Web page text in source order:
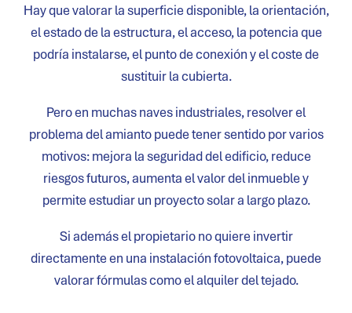
Hay que valorar la superficie disponible, la orientación,
el estado de la estructura, el acceso, la potencia que
podría instalarse, el punto de conexión y el coste de
sustituir la cubierta.
Pero en muchas naves industriales, resolver el
problema del amianto puede tener sentido por varios
motivos: mejora la seguridad del edificio, reduce
riesgos futuros, aumenta el valor del inmueble y
permite estudiar un proyecto solar a largo plazo.
Si además el propietario no quiere invertir
directamente en una instalación fotovoltaica, puede
valorar fórmulas como el alquiler del tejado.